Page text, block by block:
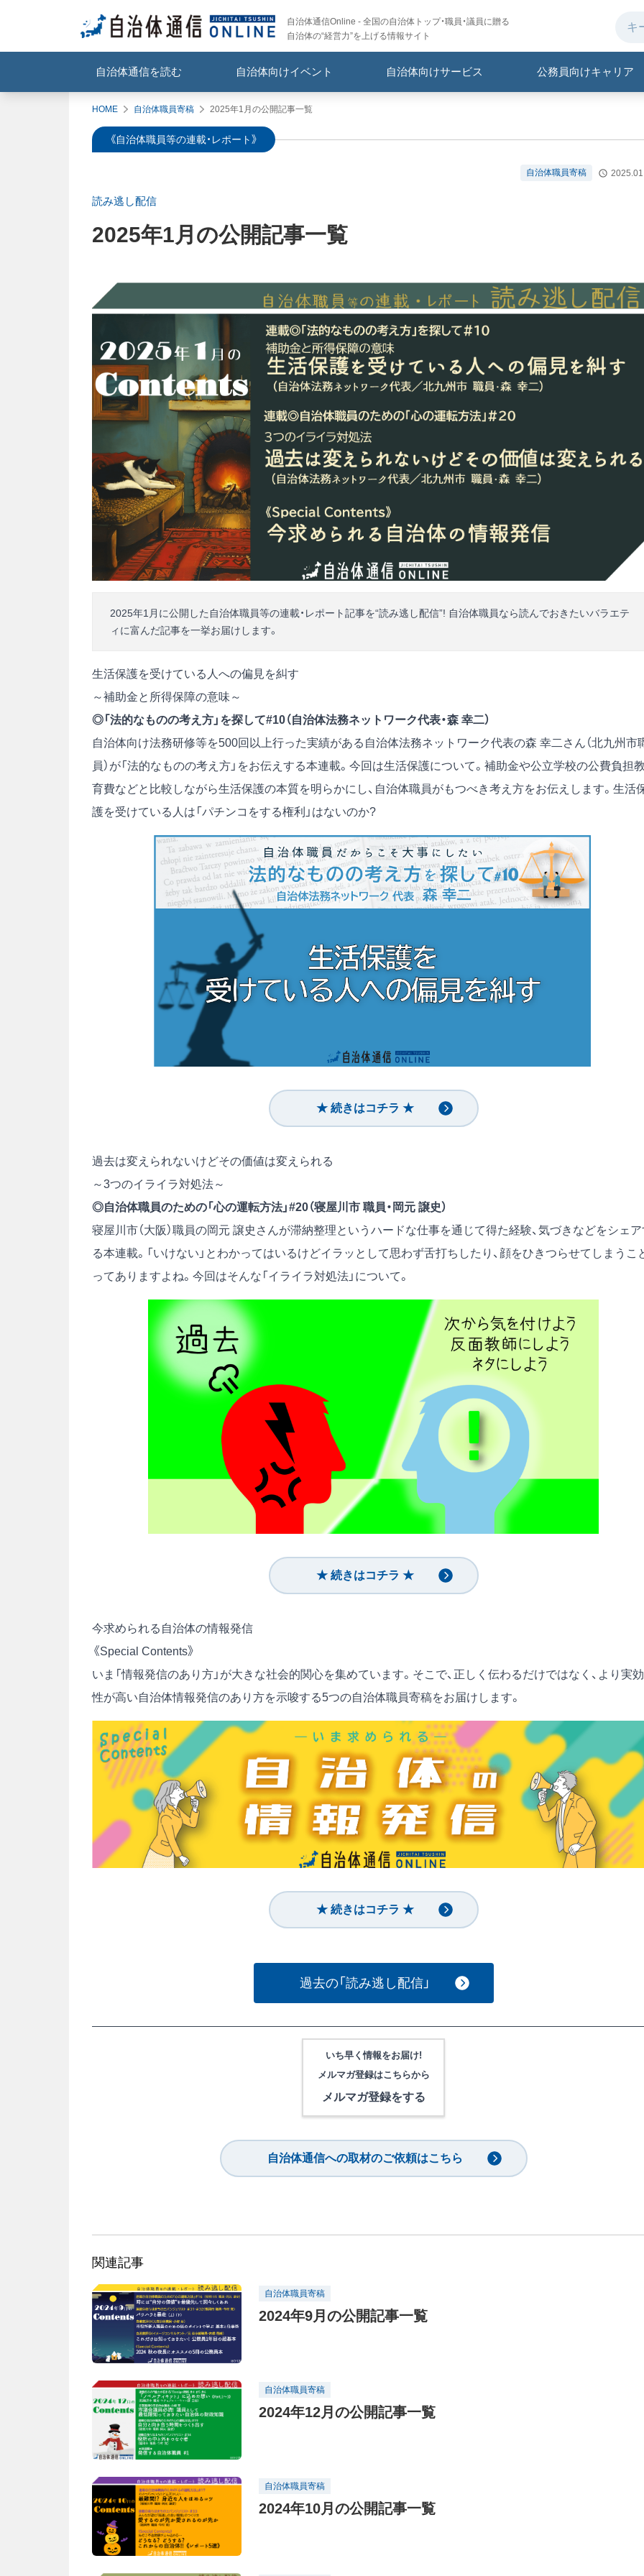
自治体通信Online - 全国の自治体トップ・職員・議員に贈る
自治体の“経営力”を上げる情報サイト
自治体通信を読む 自治体向けイベント 自治体向けサービス 公務員向けキャリア
HOME 自治体職員寄稿 2025年1月の公開記事一覧
《自治体職員等の連載・レポート》
自治体職員寄稿
読み逃し配信
2025年1月の公開記事一覧
2025年1月に公開した自治体職員等の連載・レポート記事を“読み逃し配信”! 自治体職員なら読んでおきたいバラエテ
ィに富んだ記事を一挙お届けします。
生活保護を受けている人への偏見を糾す
～補助金と所得保障の意味～
◎「法的なものの考え方」を探して#10（自治体法務ネットワーク代表・森 幸二）
自治体向け法務研修等を500回以上行った実績がある自治体法務ネットワーク代表の森 幸二さん（北九州市
員）が「法的なものの考え方」をお伝えする本連載。今回は生活保護について。補助金や公立学校の公費負担
育費などと比較しながら生活保護の本質を明らかにし、自治体職員がもつべき考え方をお伝えします。生活
護を受けている人は「パチンコをする権利」はないのか?
★ 続きはコチラ ★
過去は変えられないけどその価値は変えられる
～3つのイライラ対処法～
◎自治体職員のための「心の運転方法」#20（寝屋川市 職員・岡元 譲史）
寝屋川市（大阪）職員の岡元 譲史さんが滞納整理というハードな仕事を通じて得た経験、気づきなどをシェ
る本連載。「いけない」とわかってはいるけどイラッとして思わず舌打ちしたり、顔をひきつらせてしまうこ
ってありますよね。今回はそんな「イライラ対処法」について。
★ 続きはコチラ ★
今求められる自治体の情報発信
《Special Contents》
いま「情報発信のあり方」が大きな社会的関心を集めています。そこで、正しく伝わるだけではなく、より実効
性が高い自治体情報発信のあり方を示唆する5つの自治体職員寄稿をお届けします。
★ 続きはコチラ ★
過去の「読み逃し配信」
いち早く情報をお届け!
メルマガ登録はこちらから
メルマガ登録をする
自治体通信への取材のご依頼はこちら
関連記事
自治体職員寄稿
2024年9月の公開記事一覧
自治体職員寄稿
2024年12月の公開記事一覧
自治体職員寄稿
2024年10月の公開記事一覧